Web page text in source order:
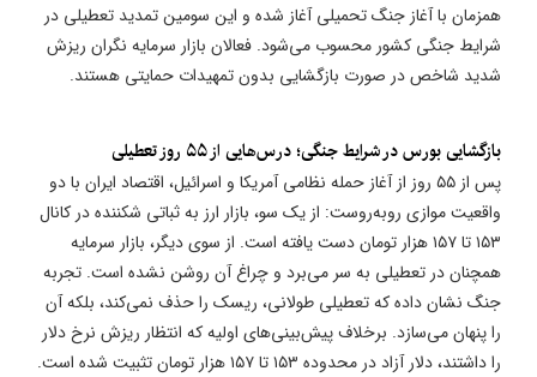
همزمان با آغاز جنگ تحمیلی آغاز شده و این سومین تمدید تعطیلی در
شرایط جنگی کشور محسوب می‌شود. فعالان بازار سرمایه نگران ریزش
شدید شاخص در صورت بازگشایی بدون تمهیدات حمایتی هستند.
بازگشایی بورس در شرایط جنگی؛ درس‌هایی از ۵۵ روز تعطیلی
پس از ۵۵ روز از آغاز حمله نظامی آمریکا و اسرائیل، اقتصاد ایران با دو
واقعیت موازی روبه‌روست: از یک سو، بازار ارز به ثباتی شکننده در کانال
۱۵۳ تا ۱۵۷ هزار تومان دست یافته است. از سوی دیگر، بازار سرمایه
همچنان در تعطیلی به سر می‌برد و چراغ آن روشن نشده است. تجربه
جنگ نشان داده که تعطیلی طولانی، ریسک را حذف نمی‌کند، بلکه آن
را پنهان می‌سازد. برخلاف پیش‌بینی‌های اولیه که انتظار ریزش نرخ دلار
را داشتند، دلار آزاد در محدوده ۱۵۳ تا ۱۵۷ هزار تومان تثبیت شده است.